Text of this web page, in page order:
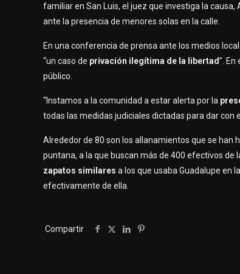
familiar en San Luis, el juez que investiga la causa,
ante la presencia de menores solas en la calle.
En una conferencia de prensa ante los medios
“un caso de privación ilegítima de la libertad”.
público.
“Instamos a la comunidad a estar alerta por la
todas las medidas judiciales dictadas para dar con
Alrededor de 80 son los allanamientos que se han
puntana, a la que buscan más de 400 efectivos
zapatos similares a los que usaba Guadalupe en
efectivamente de ella.
Compartir